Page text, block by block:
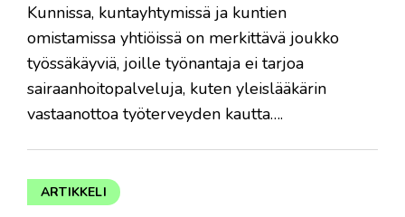
​Kunnissa, kuntayhtymissä ja kuntien
omistamissa yhtiöissä on merkittävä joukko
työssäkäyviä, joille työnantaja ei tarjoa
sairaanhoitopalveluja, kuten yleislääkärin
vastaanottoa työterveyden kautta….
ARTIKKELI